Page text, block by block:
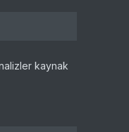
kaynak